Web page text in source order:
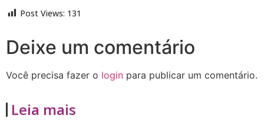
Post Views: 131
Deixe um comentário
Você precisa fazer o login para publicar um comentário.
Leia mais